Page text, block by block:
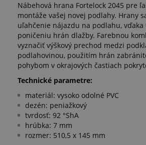
Nábehová hrana Fortelock 2045 pre
montáže vašej novej podlahy. Hrany
uľahčenie nájazdu na podlahu, vďaka
poničeniu hrán dlažby. Farebnou
vyznačiť výškový prechod medzi
podlahovinou, použitím hrán
pohybom v okrajových častiach
Technické parametre:
materiál: vysoko odolné PVC
dezén: peniažkový
tvrdosť: 92 °ShA
hrúbka: 7 mm
rozmer: 510,5 x 145 mm